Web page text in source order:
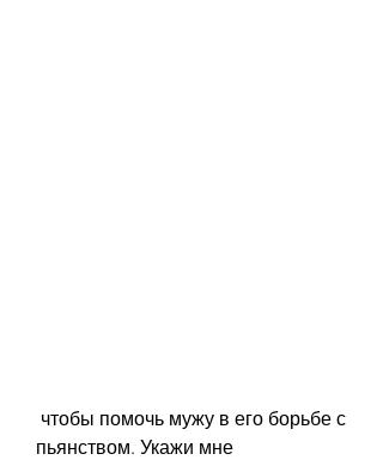
пьянством. Укажи мне